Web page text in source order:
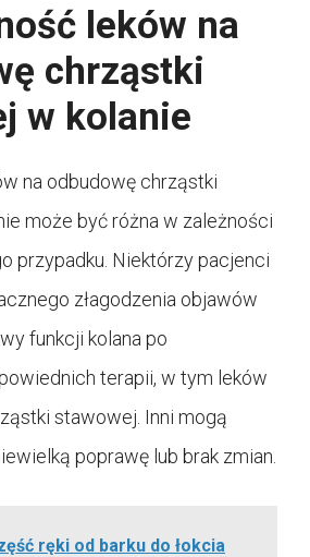
leków na
chrząstki
w kolanie
na odbudowę chrząstki
może być różna w zależności
przypadku. Niektórzy pacjenci
złagodzenia objawów
funkcji kolana po
terapii, w tym leków
stawowej. Inni mogą
poprawę lub brak zmian.
ręki od barku do łokcia